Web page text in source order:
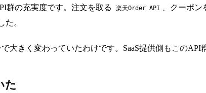
群の充実度です。注文を取る 楽天Order API 、クーポ
。
大きく変わっていたわけです。SaaS提供側もこの
た